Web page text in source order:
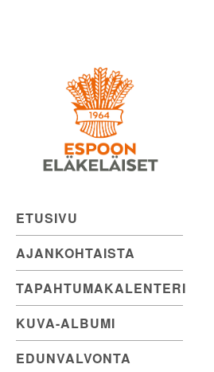
Espoon
Eläkeläiset
ry
menoa.
ETUSIVU
AJANKOHTAISTA
TAPAHTUMAKALENTERI
KUVA-ALBUMI
EDUNVALVONTA